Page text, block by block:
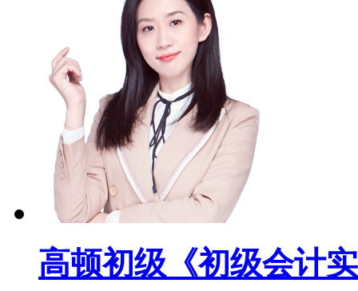
高顿初级《初级会计